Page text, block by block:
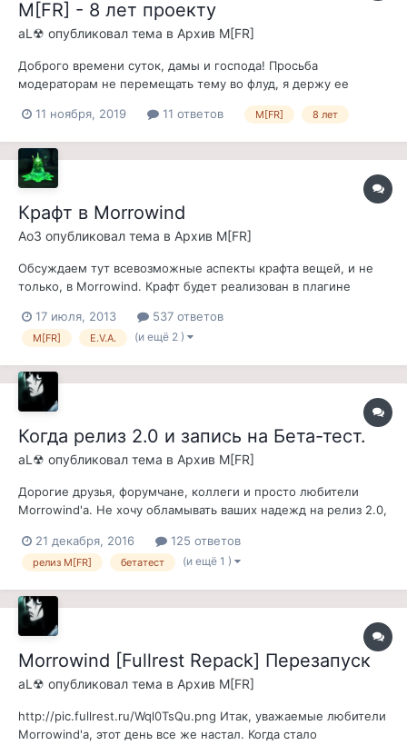
M[FR] - 8 лет проекту
aL☢ опубликовал тема в Архив M[FR]
Доброго времени суток, дамы и господа! Просьба
модераторам не перемещать тему во флуд, я держу ее
эту тему, поделившись с вами таким любопытным фактом,
8 лет. Ровно четверть моей...
11 ноября, 2019 11 ответов M[FR] 8 лет
Крафт в Morrowind
Ao3 опубликовал тема в Архив M[FR]
Обсуждаем тут всевозможные аспекты крафта вещей, и не
только, в Morrowind. Крафт будет реализован в плагине
[Fullrest Repack] 1.4 ЧАВО по реализации крафта в игре. В. Как
примерно будет реализован крафт в игре? О. Через
17 июля, 2013 537 ответов
M[FR] E.V.A. (и ещё 2 )
Когда релиз 2.0 и запись на Бета-тест.
aL☢ опубликовал тема в Архив M[FR]
Дорогие друзья, форумчане, коллеги и просто любители
Morrowind'а. Не хочу обламывать ваших надежд на релиз 2.0,
собственные традиции в плане обещания сроков релиза. Не
выйдет официальный релизный продукт до 2017. Но я же
21 декабря, 2016 125 ответов
релиз M[FR] бетатест (и ещё 1 )
Morrowind [Fullrest Repack] Перезапуск
aL☢ опубликовал тема в Архив M[FR]
http://pic.fullrest.ru/Wql0TsQu.png Итак, уважаемые любители
Morrowind'а, этот день все же настал. Когда стало